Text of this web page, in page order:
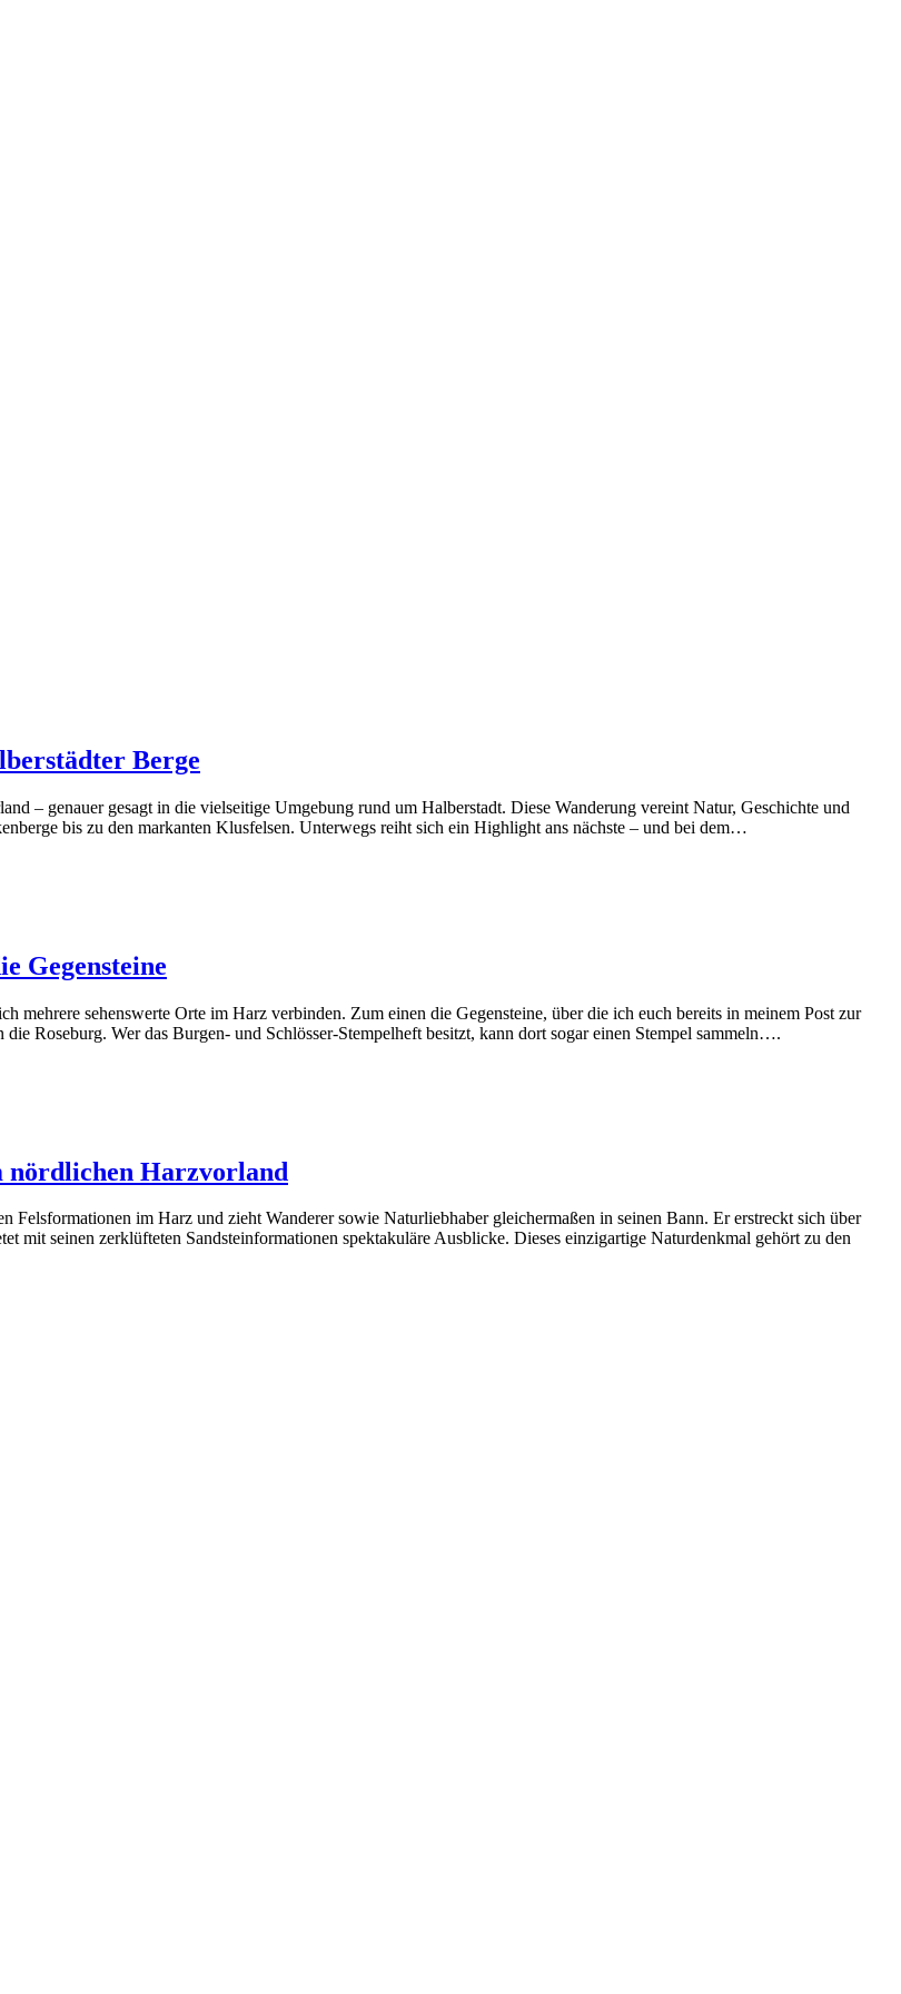
Berge
– genauer gesagt in die vielseitige Umgebung rund um Halberstadt. Diese Wanderung vereint Natur, Geschichte und
bis zu den markanten Klusfelsen. Unterwegs reiht sich ein Highlight ans nächste – und bei dem…
Gegensteine
mehrere sehenswerte Orte im Harz verbinden. Zum einen die Gegensteine, über die ich euch bereits in meinem Post zur
Roseburg. Wer das Burgen- und Schlösser-Stempelheft besitzt, kann dort sogar einen Stempel sammeln….
nördlichen Harzvorland
Felsformationen im Harz und zieht Wanderer sowie Naturliebhaber gleichermaßen in seinen Bann. Er erstreckt sich über
mit seinen zerklüfteten Sandsteinformationen spektakuläre Ausblicke. Dieses einzigartige Naturdenkmal gehört zu den